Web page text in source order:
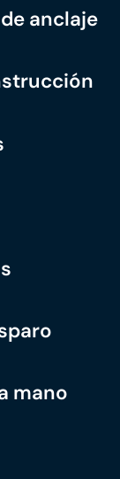
anclaje
mano